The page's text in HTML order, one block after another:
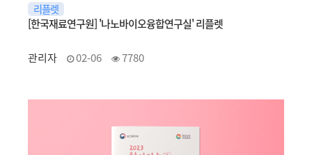
리플렛
[한국재료연구원] '나노바이오융합연구실' 리플렛
관리자 02-06 7780